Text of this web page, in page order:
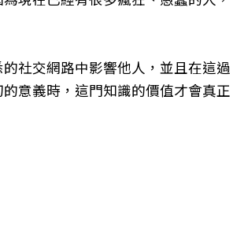
社交網路中影響他人，並且在這過
意義時，這門知識的價值才會真正